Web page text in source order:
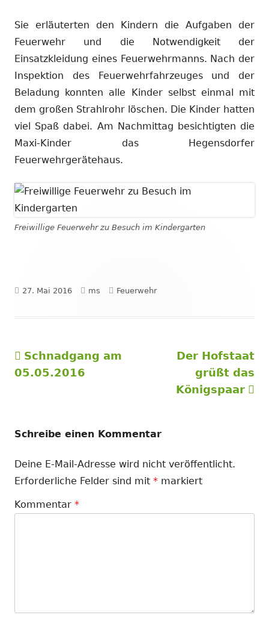
Sie erläuterten den Kindern die Aufgaben der
Feuerwehr und die Notwendigkeit der
Einsatzkleidung eines Feuerwehrmanns. Nach der
Inspektion des Feuerwehrfahrzeuges und der
Beladung konnten alle Kinder selbst einmal mit
dem großen Strahlrohr löschen. Die Kinder hatten
viel Spaß dabei. Am Nachmittag besichtigten die
Maxi-Kinder das Hegensdorfer
Feuerwehrgerätehaus.
Freiwillige Feuerwehr zu Besuch im Kindergarten
Veröffentlicht
27. Mai 2016 Autor
ms Kategorien
Feuerwehr
Beitragsnavigation
Vorheriger
Beitrag:
Schnadgang am
05.05.2016
Nächster
Beitrag
Der Hofstaat
grüßt das
Königspaar
Schreibe einen Kommentar
Deine E-Mail-Adresse wird nicht veröffentlicht.
Erforderliche Felder sind mit * markiert
Kommentar *